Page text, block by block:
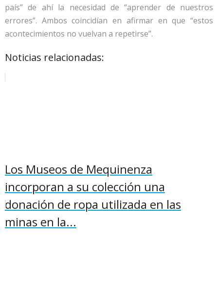
país” de ahí la necesidad de “aprender de nuestros
errores”. Ambos coincidían en afirmar en que “estos
acontecimientos no vuelvan a repetirse”.
Noticias relacionadas:
Los Museos de Mequinenza
incorporan a su colección una
donación de ropa utilizada en las
minas en la...